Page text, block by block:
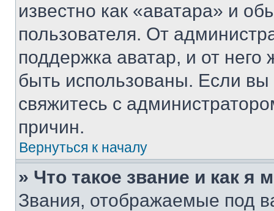
известно как «аватара» и
пользователя. От
поддержка аватар, и от него
быть использованы. Если
свяжитесь с
причин.
Вернуться к началу
» Что такое звание и как я
Звания, отображаемые под